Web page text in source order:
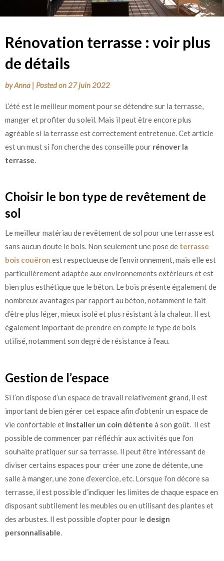
Rénovation terrasse : voir plus
de détails
byAnna | Posted on27 juin 2022
L’été est le meilleur moment pour se détendre sur la terrasse,
manger et profiter du soleil. Mais il peut être encore plus
agréable si la terrasse est correctement entretenue. Cet article
est un must si l’on cherche des conseille pour rénover la
terrasse.
Choisir le bon type de revêtement de
sol
Le meilleur matériau de revêtement de sol pour une terrasse est
sans aucun doute le bois. Non seulement une pose de terrasse
bois couëron est respectueuse de l’environnement, mais elle est
particulièrement adaptée aux environnements extérieurs et est
bien plus esthétique que le béton. Le bois présente également de
nombreux avantages par rapport au béton, notamment le fait
d’être plus léger, mieux isolé et plus résistant à la chaleur. Il est
également important de prendre en compte le type de bois
utilisé, notamment son degré de résistance à l’eau.
Gestion de l’espace
Si l’on dispose d’un espace de travail relativement grand, il est
important de bien gérer cet espace afin d’obtenir un espace de
vie confortable et installer un coin détente à son goût. Il est
possible de commencer par réfléchir aux activités que l’on
souhaite pratiquer sur sa terrasse. Il peut être intéressant de
diviser certains espaces pour créer une zone de détente, une
salle à manger, une zone d’exercice, etc. Lorsque l’on décore sa
terrasse, il est possible d’indiquer les limites de chaque espace en
disposant subtilement les meubles ou en utilisant des plantes et
des arbustes. Il est possible d’opter pour le design
personnalisable.